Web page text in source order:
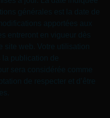
générales est la date de
apportées aux
entreront en vigueur dès
site web. Votre utilisation
la publication de
sera considérée comme
de respecter et d’être